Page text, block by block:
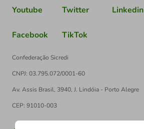
Youtube Twitter Linkedin
Facebook TikTok
Confederação Sicredi
CNPJ: 03.795.072/0001-60
Av. Assis Brasil, 3940, J. Lindóia - Porto Alegre
CEP: 91010-003